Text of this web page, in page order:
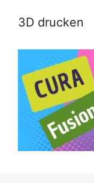
3D drucken